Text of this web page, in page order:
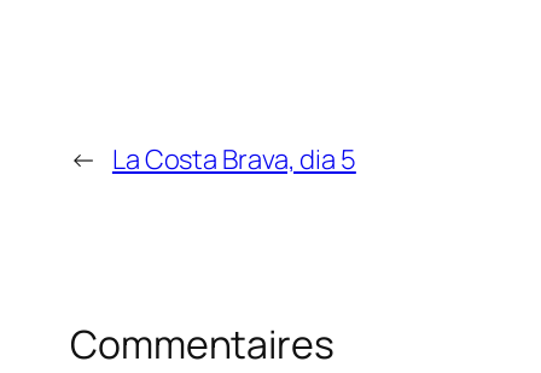
← La Costa Brava, dia 5
Commentaires